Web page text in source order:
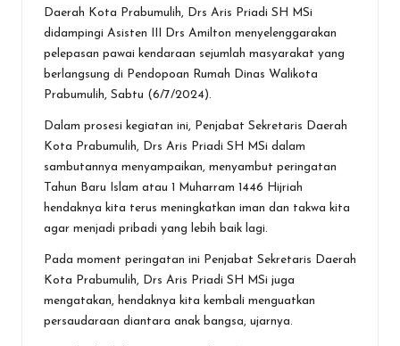
Daerah Kota Prabumulih, Drs Aris Priadi SH MSi
didampingi Asisten III Drs Amilton menyelenggarakan
pelepasan pawai kendaraan sejumlah masyarakat yang
berlangsung di Pendopoan Rumah Dinas Walikota
Prabumulih, Sabtu (6/7/2024).
Dalam prosesi kegiatan ini, Penjabat Sekretaris Daerah
Kota Prabumulih, Drs Aris Priadi SH MSi dalam
sambutannya menyampaikan, menyambut peringatan
Tahun Baru Islam atau 1 Muharram 1446 Hijriah
hendaknya kita terus meningkatkan iman dan takwa kita
agar menjadi pribadi yang lebih baik lagi.
Pada moment peringatan ini Penjabat Sekretaris Daerah
Kota Prabumulih, Drs Aris Priadi SH MSi juga
mengatakan, hendaknya kita kembali menguatkan
persaudaraan diantara anak bangsa, ujarnya.